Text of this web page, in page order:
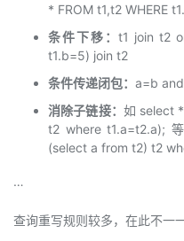
* FROM t1,t2 WHERE
条件下移：t1 join t2
t1.b=5) join t2
条件传递闭包： a=b
消除子链接： 如 select
t2 where t1.a=t2.a);
(select a from t2) t2
…
查询重写规则较多，在此不一